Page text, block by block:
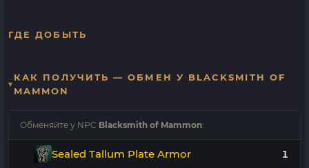
ГДЕ ДОБЫТЬ
КАК ПОЛУЧИТЬ — ОБМЕН У BLACKSMITH OF
MAMMON
Обменяйте у NPC Blacksmith of Mammon:
Sealed Tallum Plate Armor 1